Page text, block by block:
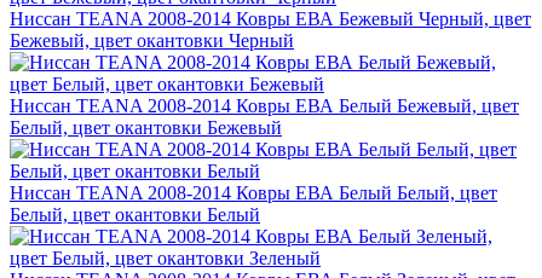
Ниссан TEANA 2008-2014 Ковры ЕВА Бежевый Черный, цвет
Бежевый, цвет окантовки Черный
Ниссан TEANA 2008-2014 Ковры ЕВА Белый Бежевый, цвет
Белый, цвет окантовки Бежевый
Ниссан TEANA 2008-2014 Ковры ЕВА Белый Белый, цвет
Белый, цвет окантовки Белый